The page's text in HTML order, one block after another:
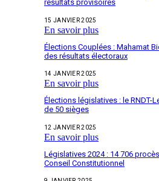
résultats provisoires
15 JANVIER 2025
En savoir plus
Élections Couplées : Mahamat
des résultats électoraux
14 JANVIER 2025
En savoir plus
Élections législatives : le RNDT-
de 50 sièges
12 JANVIER 2025
En savoir plus
Législatives 2024 : 14 706
Conseil Constitutionnel